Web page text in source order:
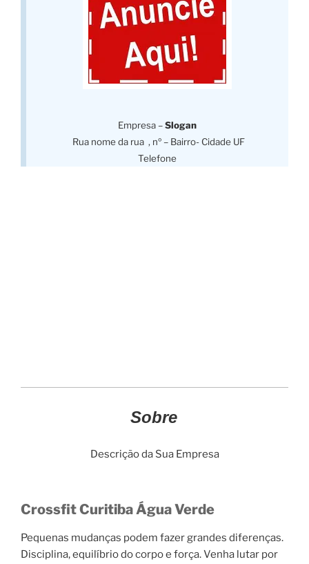
Empresa –Slogan
Rua nome da rua , nº – Bairro- Cidade UF
Telefone
Sobre
Descrição da Sua Empresa
Crossfit Curitiba Água Verde
Pequenas mudanças podem fazer grandes diferenças.
Disciplina, equilíbrio do corpo e força. Venha lutar por